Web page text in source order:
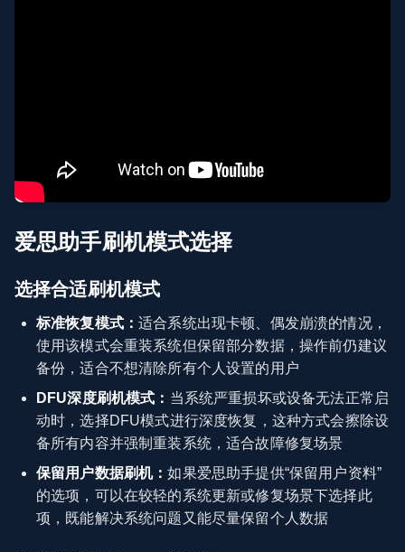
爱思助手刷机模式选择
选择合适刷机模式
标准恢复模式：适合系统出现卡顿、偶发崩溃的情况，
使用该模式会重装系统但保留部分数据，操作前仍建议
备份，适合不想清除所有个人设置的用户
DFU深度刷机模式： 当系统严重损坏或设备无法正常启
动时，选择DFU模式进行深度恢复，这种方式会擦除设
备所有内容并强制重装系统，适合故障修复场景
保留用户数据刷机：如果爱思助手提供“保留用户资料”
的选项，可以在较轻的系统更新或修复场景下选择此
项，既能解决系统问题又能尽量保留个人数据